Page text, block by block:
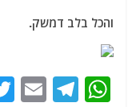
והכל בלב דמשק.
W
T
E